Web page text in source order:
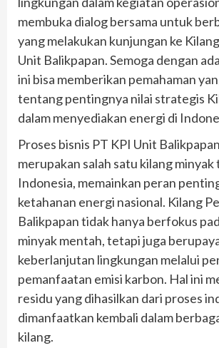
membuka dialog bersama untuk
yang melakukan kunjungan ke
Unit Balikpapan. Semoga dengan
ini bisa memberikan pemahaman
tentang pentingnya nilai strategis
dalam menyediakan energi di
Proses bisnis PT KPI Unit
merupakan salah satu kilang
Indonesia, memainkan peran
ketahanan energi nasional. Kilang
Balikpapan tidak hanya berfokus
minyak mentah, tetapi juga
keberlanjutan lingkungan melalui
pemanfaatan emisi karbon. Hal ini
residu yang dihasilkan dari proses
dimanfaatkan kembali dalam
kilang.